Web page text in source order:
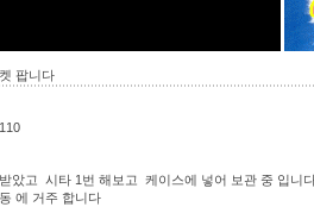
팝니다
았고 시타 1번 해보고 케이스에 넣어 보관 중 입니
에 거주 합니다